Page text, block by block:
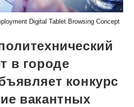
Digital Tablet Browsing Concept
в городе
конкурс
вакантных